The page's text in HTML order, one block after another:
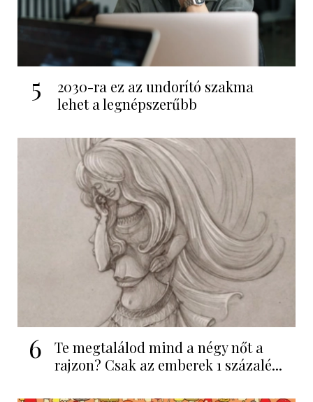
5
2030-ra ez az undorító szakma
lehet a legnépszerűbb
6
Te megtalálod mind a négy nőt a
rajzon? Csak az emberek 1 százalé...